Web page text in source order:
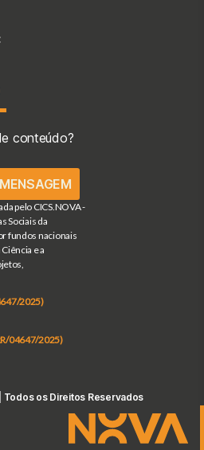
conteúdo?
pelo CICS.NOVA -
Sociais da
fundos nacionais
e a
2025)
04647/2025)
os Direitos Reservados